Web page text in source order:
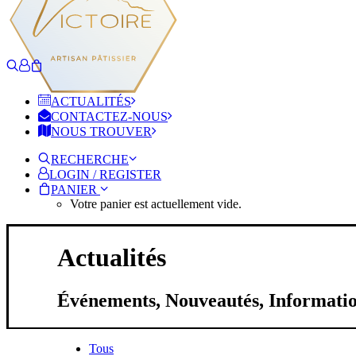
ACTUALITÉS
CONTACTEZ-NOUS
NOUS TROUVER
RECHERCHE
LOGIN / REGISTER
PANIER
Votre panier est actuellement vide.
Actualités
Événements, Nouveautés,
Tous